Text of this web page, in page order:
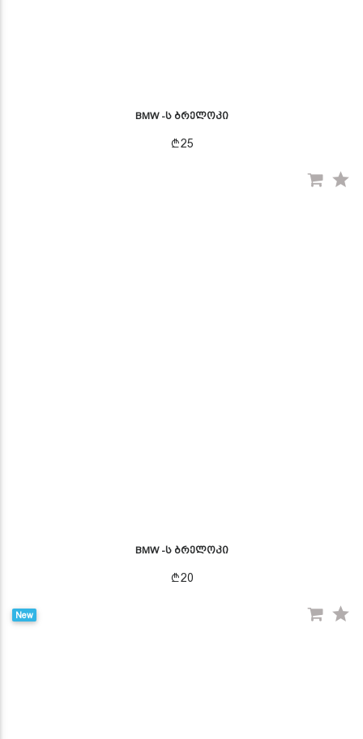
BMW -ს ბრელოკი
25
BMW -ს ბრელოკი
20
New